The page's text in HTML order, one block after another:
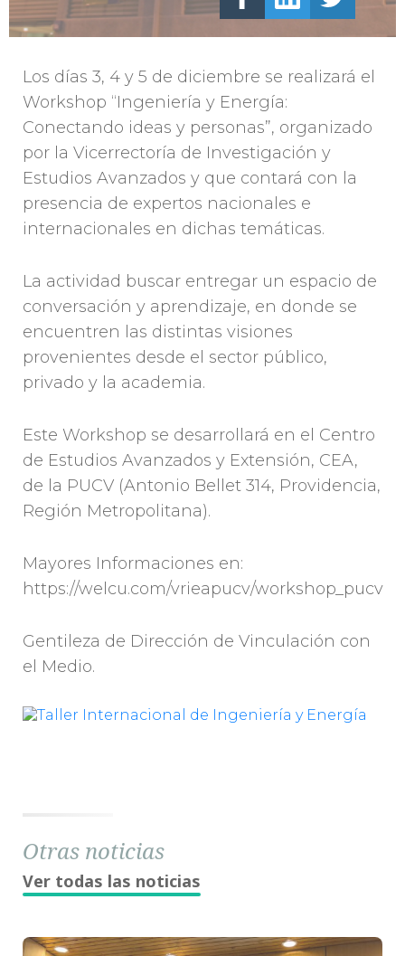
Los días 3, 4 y 5 de diciembre se realizará el
Workshop “Ingeniería y Energía:
Conectando ideas y personas”, organizado
por la Vicerrectoría de Investigación y
Estudios Avanzados y que contará con la
presencia de expertos nacionales e
internacionales en dichas temáticas.
La actividad buscar entregar un espacio de
conversación y aprendizaje, en donde se
encuentren las distintas visiones
provenientes desde el sector público,
privado y la academia.
Este Workshop se desarrollará en el Centro
de Estudios Avanzados y Extensión, CEA,
de la PUCV (Antonio Bellet 314, Providencia,
Región Metropolitana).
Mayores Informaciones en:
https://welcu.com/vrieapucv/workshop_pucv
Gentileza de Dirección de Vinculación con
el Medio.
Otras noticias
Ver todas las noticias